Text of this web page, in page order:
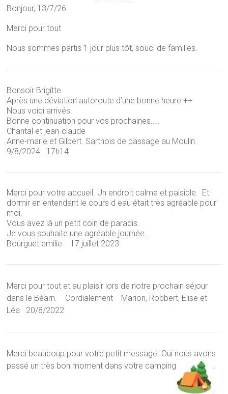
Bonjour, 13/7/26
Merci pour tout
Nous sommes partis 1 jour plus tôt, souci de familles.
Bonsoir Brigitte
Après une déviation autoroute d’une bonne heure ++
Nous voici arrivés.
Bonne continuation pour vos prochaines…..
Chantal et jean-claude
Anne-marie et Gilbert. Sarthois de passage au Moulin.
9/8/2024 17h14
Merci pour votre accueil. Un endroit calme et paisible. Et
dormir en entendant le cours d eau était très agréable pour
moi.
Vous avez là un petit coin de paradis.
Je vous souhaite une agréable journée .
Bourguet emilie 17 juillet 2023
Merci pour tout et au plaisir lors de notre prochain séjour
dans le Béarn. Cordialement Marion, Robbert, Elise et
Léa
20/8/2022
Merci beaucoup pour votre petit message. Oui nous avons
passé un très bon moment dans votre camping
.